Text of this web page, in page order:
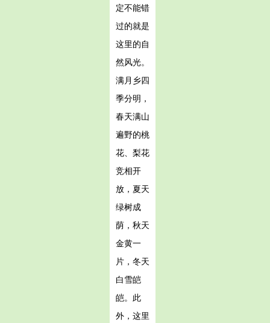
定不能错
过的就是
这里的自
然风光。
满月乡四
季分明，
春天满山
遍野的桃
花、梨花
竞相开
放，夏天
绿树成
荫，秋天
金黄一
片，冬天
白雪皑
皑。此
外，这里